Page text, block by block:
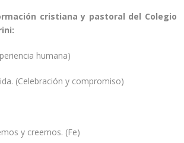
cristiana y pastoral del Colegio
humana)
(Celebración y compromiso)
y creemos. (Fe)